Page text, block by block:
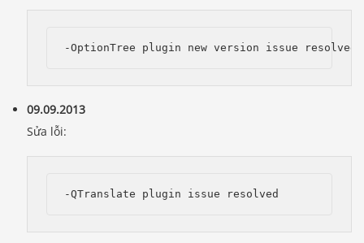
-OptionTree plugin new version issue resolved
09.09.2013
Sửa lỗi:
-QTranslate plugin issue resolved